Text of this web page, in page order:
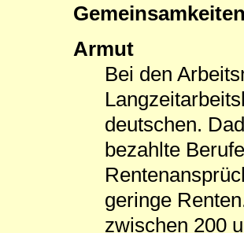
Armut
Bei den
deutschen.
bezahlte
geringe
zwischen 200